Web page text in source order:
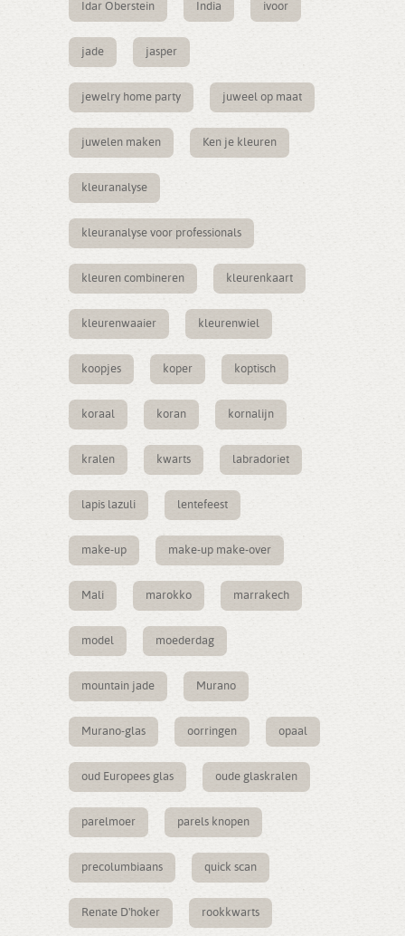
Idar Oberstein India ivoor
jade jasper
jewelry home party juweel op maat
juwelen maken Ken je kleuren
kleuranalyse
kleuranalyse voor professionals
kleuren combineren kleurenkaart
kleurenwaaier kleurenwiel
koopjes koper koptisch
koraal koran kornalijn
kralen kwarts labradoriet
lapis lazuli lentefeest
make-up make-up make-over
Mali marokko marrakech
model moederdag
mountain jade Murano
Murano-glas oorringen opaal
oud Europees glas oude glaskralen
parelmoer parels knopen
precolumbiaans quick scan
Renate D'hoker rookkwarts